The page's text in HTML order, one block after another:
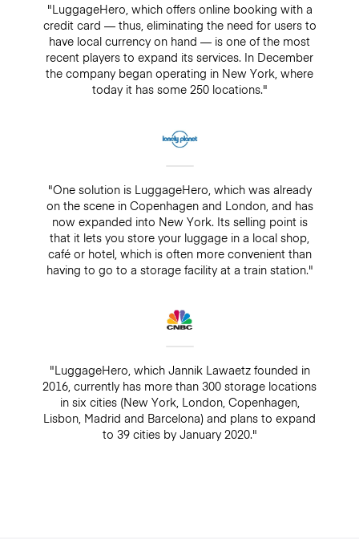
"LuggageHero, which offers online booking with a
credit card — thus, eliminating the need for users to
have local currency on hand — is one of the most
recent players to expand its services. In December
the company began operating in New York, where
today it has some 250 locations."
"One solution is LuggageHero, which was already
on the scene in Copenhagen and London, and has
now expanded into New York. Its selling point is
that it lets you store your luggage in a local shop,
café or hotel, which is often more convenient than
having to go to a storage facility at a train station."
"LuggageHero, which Jannik Lawaetz founded in
2016, currently has more than 300 storage locations
in six cities (New York, London, Copenhagen,
Lisbon, Madrid and Barcelona) and plans to expand
to 39 cities by January 2020."